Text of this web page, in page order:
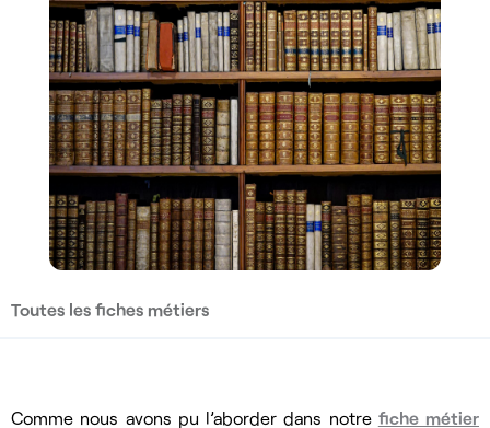
Toutes les fiches métiers
Comme nous avons pu l’aborder dans notre fiche métier